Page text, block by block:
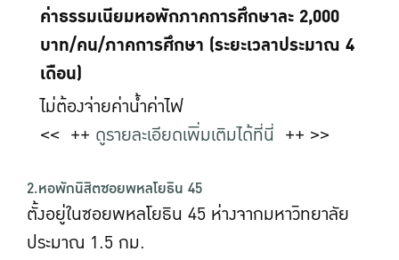
ค่าธรรมเนียมหอพักภาคการศึกษาละ 2,000
บาท/คน/ภาคการศึกษา (ระยะเวลาประมาณ 4
เดือน)
ไม่ต้องจ่ายค่าน้ำค่าไฟ
<< ++ ดูรายละเอียดเพิ่มเติมได้ที่นี่ ++ >>
2.หอพักนิสิตซอยพหลโยธิน 45
ตั้งอยู่ในซอยพหลโยธิน 45 ห่างจากมหาวิทยาลัย
ประมาณ 1.5 กม.